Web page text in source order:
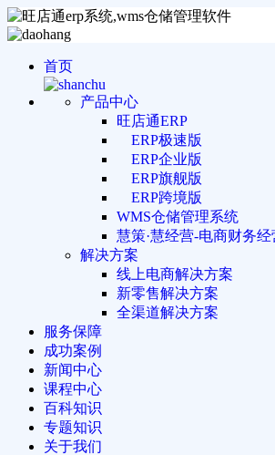
首页
产品中心
旺店通ERP
ERP极速版
ERP企业版
ERP旗舰版
ERP跨境版
WMS仓储管理系统
慧策·慧经营-电商财务经
解决方案
线上电商解决方案
新零售解决方案
全渠道解决方案
服务保障
成功案例
新闻中心
课程中心
百科知识
专题知识
关于我们